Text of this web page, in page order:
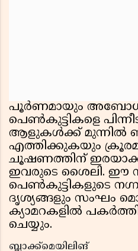
പൂർണമായും
പെൺകുട്ടികളെ
ആളുകൾക്ക് മുന്നിൽ
എത്തിക്കുകയും
ചൂഷണത്തിന്
ഇവരുടെ ശൈലി. ഈ
പെൺകുട്ടികളുടെ
ദൃശ്യങ്ങളും സംഘം
ക്യാമറകളിൽ
ചെയ്യും.
ബ്ലാക്ക്‌മെയിലിങ്